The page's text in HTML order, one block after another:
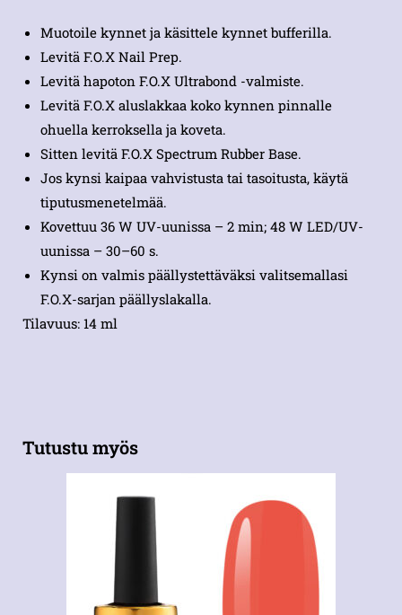
Muotoile kynnet ja käsittele kynnet bufferilla.
Levitä F.O.X Nail Prep.
Levitä hapoton F.O.X Ultrabond -valmiste.
Levitä F.O.X aluslakkaa koko kynnen pinnalle
ohuella kerroksella ja koveta.
Sitten levitä F.O.X Spectrum Rubber Base.
Jos kynsi kaipaa vahvistusta tai tasoitusta, käytä
tiputusmenetelmää.
Kovettuu 36 W UV-uunissa – 2 min; 48 W LED/UV-
uunissa – 30–60 s.
Kynsi on valmis päällystettäväksi valitsemallasi
F.O.X-sarjan päällyslakalla.
Tilavuus: 14 ml
Tutustu myös